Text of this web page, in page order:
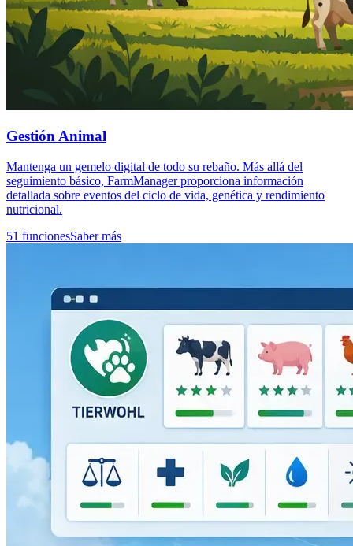
Gestión Animal
Mantenga un gemelo digital de todo su rebaño. Más allá del
seguimiento básico, FarmManager proporciona información
detallada sobre eventos del ciclo de vida, genética y rendimiento
nutricional.
51 funcionesSaber más